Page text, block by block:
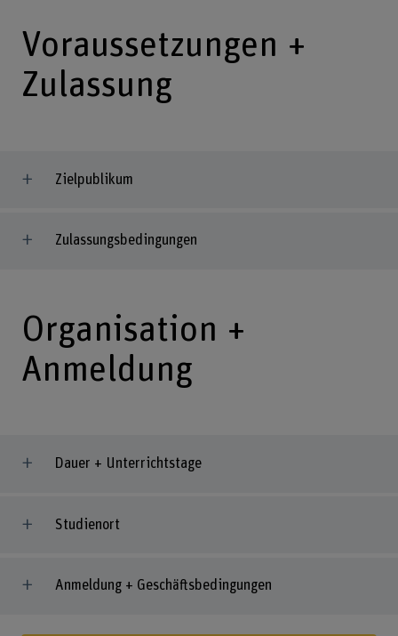
Voraussetzungen +
Zulassung
Zielpublikum
Zulassungsbedingungen
Organisation +
Anmeldung
Dauer + Unterrichtstage
Studienort
Anmeldung + Geschäftsbedingungen